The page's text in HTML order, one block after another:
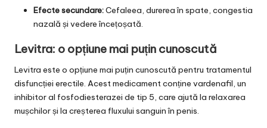
Efecte secundare:Cefaleea, durerea în spate, congestia
nazală și vedere încețoșată.
Levitra: o opțiune mai puțin cunoscută
Levitra este o opțiune mai puțin cunoscută pentru tratamentul
disfuncției erectile. Acest medicament conține vardenafil, un
inhibitor al fosfodiesterazei de tip 5, care ajută la relaxarea
mușchilor și la creșterea fluxului sanguin în penis.